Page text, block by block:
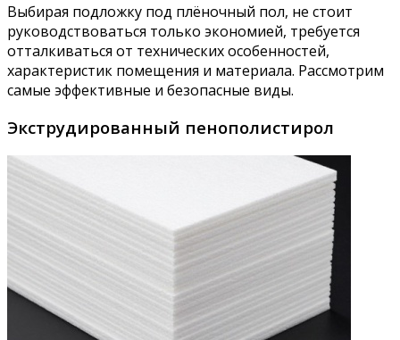
Выбирая подложку под плёночный пол, не стоит
руководствоваться только экономией, требуется
отталкиваться от технических особенностей,
характеристик помещения и материала. Рассмотрим
самые эффективные и безопасные виды.
Экструдированный пенополистирол